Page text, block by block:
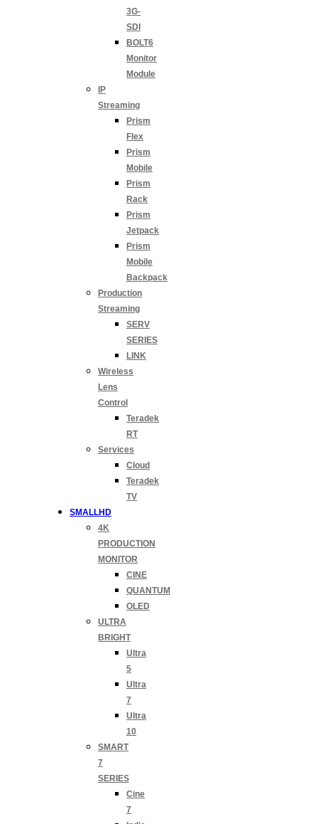
3G-
SDI
BOLT6
Monitor
Module
IP
Streaming
Prism
Flex
Prism
Mobile
Prism
Rack
Prism
Jetpack
Prism
Mobile
Backpack
Production
Streaming
SERV
SERIES
LINK
Wireless
Lens
Control
Teradek
RT
Services
Cloud
Teradek
TV
SMALLHD
4K
PRODUCTION
MONITOR
CINE
QUANTUM
OLED
ULTRA
BRIGHT
Ultra
5
Ultra
7
Ultra
10
SMART
7
SERIES
Cine
7